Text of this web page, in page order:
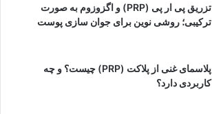
تزریق پی ار پی (PRP) و اگزوزوم به صورت
ترکیبی؛ روشی نوین برای جوان سازی پوست
پلاسمای غنی از پلاکت (PRP) چیست؟ و چه
کاربردی دارد؟